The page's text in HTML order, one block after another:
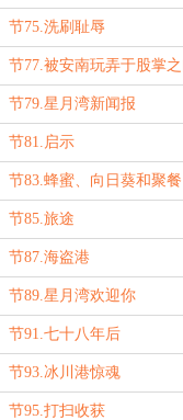
节75.洗刷耻辱
节77.被安南玩弄于股掌之
节79.星月湾新闻报
节81.启示
节83.蜂蜜、向日葵和聚餐
节85.旅途
节87.海盗港
节89.星月湾欢迎你
节91.七十八年后
节93.冰川港惊魂
节95.打扫收获